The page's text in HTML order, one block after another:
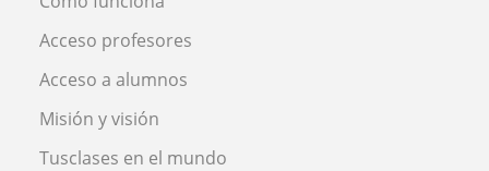
Acceso profesores
Acceso a alumnos
Misión y visión
Tusclases en el mundo